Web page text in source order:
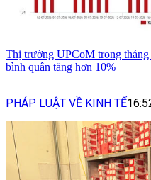
Thị trường UPCoM trong
bình quân tăng hơn 10%
PHÁP LUẬT VỀ KINH TẾ